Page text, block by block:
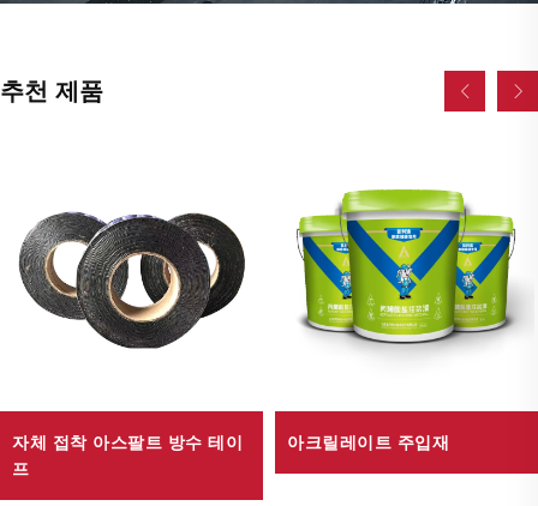
추천 제품
자체 접착 아스팔트 방수 테이
프
아크릴레이트 주입재